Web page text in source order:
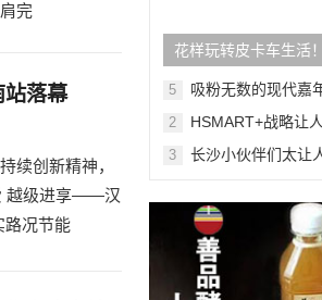
完
落幕
续创新精神，
越级进享——汉
路况节能
花样玩转皮卡车生活
请放肆！
5
吸粉无数的现代嘉
2
HSMART+战略让
3
长沙小伙伴们太让